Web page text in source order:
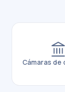
Cámaras de